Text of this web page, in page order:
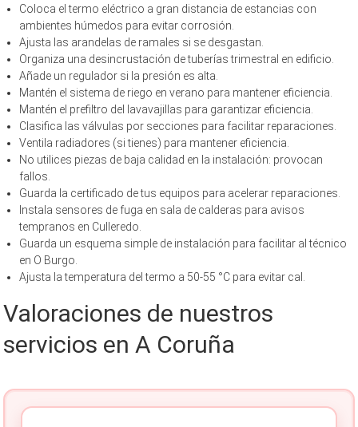
Coloca el termo eléctrico a gran distancia de estancias con
ambientes húmedos para evitar corrosión.
Ajusta las arandelas de ramales si se desgastan.
Organiza una desincrustación de tuberías trimestral en edificio.
Añade un regulador si la presión es alta.
Mantén el sistema de riego en verano para mantener eficiencia.
Mantén el prefiltro del lavavajillas para garantizar eficiencia.
Clasifica las válvulas por secciones para facilitar reparaciones.
Ventila radiadores (si tienes) para mantener eficiencia.
No utilices piezas de baja calidad en la instalación: provocan
fallos.
Guarda la certificado de tus equipos para acelerar reparaciones.
Instala sensores de fuga en sala de calderas para avisos
tempranos en Culleredo.
Guarda un esquema simple de instalación para facilitar al técnico
en O Burgo.
Ajusta la temperatura del termo a 50-55 °C para evitar cal.
Valoraciones de nuestros
servicios en A Coruña